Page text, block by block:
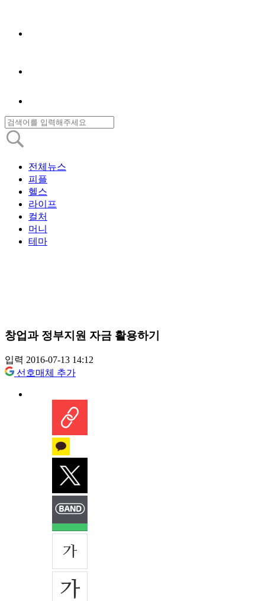
전체뉴스
피플
헬스
라이프
컬처
머니
테마
창업과 정부지원 자금 활용하기
입력 2016-07-13 14:12
선호매체 추가